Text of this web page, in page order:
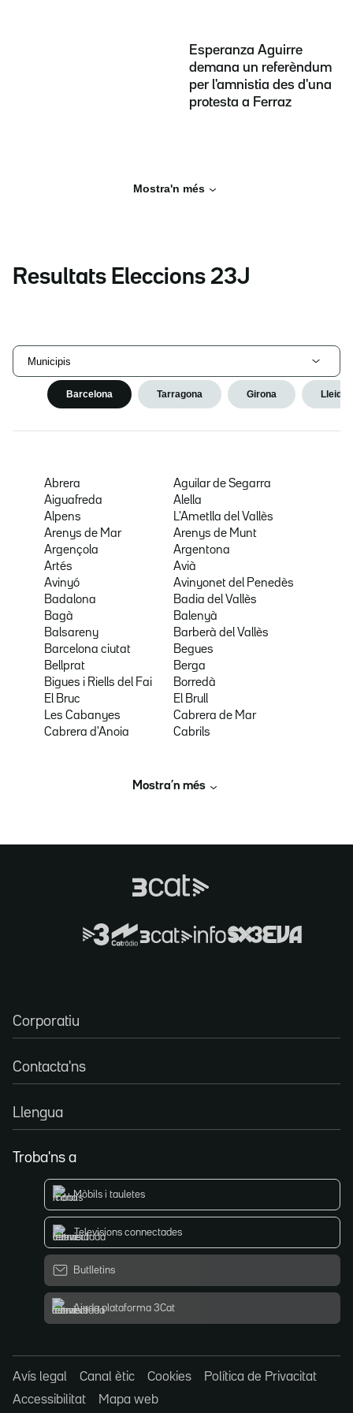
Esperanza Aguirre
demana un referèndum
per l'amnistia des d'una
protesta a Ferraz
Mostra'n més
Resultats Eleccions 23J
Municipis
Barcelona Tarragona Girona Lleida
Abrera
Aguilar de Segarra
Aiguafreda
Alella
Alpens
L'Ametlla del Vallès
Arenys de Mar
Arenys de Munt
Argençola
Argentona
Artés
Avià
Avinyó
Avinyonet del Penedès
Badalona
Badia del Vallès
Bagà
Balenyà
Balsareny
Barberà del Vallès
Barcelona ciutat
Begues
Bellprat
Berga
Bigues i Riells del Fai
Borredà
El Bruc
El Brull
Les Cabanyes
Cabrera de Mar
Cabrera d'Anoia
Cabrils
Mostra’n més
Corporatiu
Contacta'ns
Llengua
Troba'ns a
Mòbils i tauletes
Televisions connectades
Butlletins
Ajuda plataforma 3Cat
Avís legal Canal ètic Cookies
Política de Privacitat
Accessibilitat
Mapa web